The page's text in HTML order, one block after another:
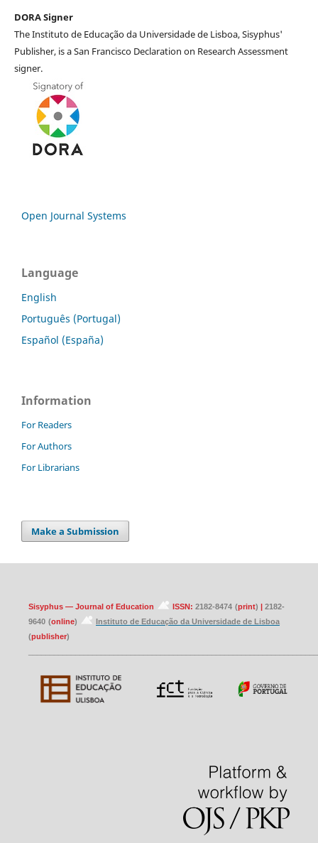
DORA Signer
The Instituto de Educação da Universidade de Lisboa, Sisyphus'
Publisher, is a San Francisco Declaration on Research Assessment
signer.
Open Journal Systems
Language
English
Português (Portugal)
Español (España)
Information
For Readers
For Authors
For Librarians
Make a Submission
Sisyphus — Journal of Education ISSN: 2182-8474 (print)
2182-
9640 (online)
Instituto de Educação da Universidade de Lisboa
(publisher)